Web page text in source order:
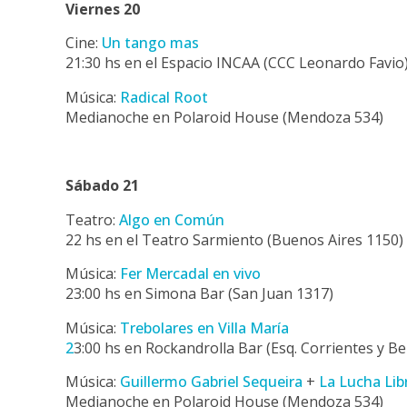
Viernes 20
Cine: Un tango mas
21:30 hs en el Espacio INCAA (CCC Leonardo Favio)
Música: Radical Root
Medianoche en Polaroid House (Mendoza 534)
Sábado 21
Teatro: Algo en Común
22 hs en el Teatro Sarmiento (Buenos Aires 1150)
Música: Fer Mercadal en vivo
23:00 hs en Simona Bar (San Juan 1317)
Música: Trebolares en Villa María
23:00 hs en Rockandrolla Bar (Esq. Corrientes y
Música: Guillermo Gabriel Sequeira + La Lucha
Medianoche en Polaroid House (Mendoza 534)